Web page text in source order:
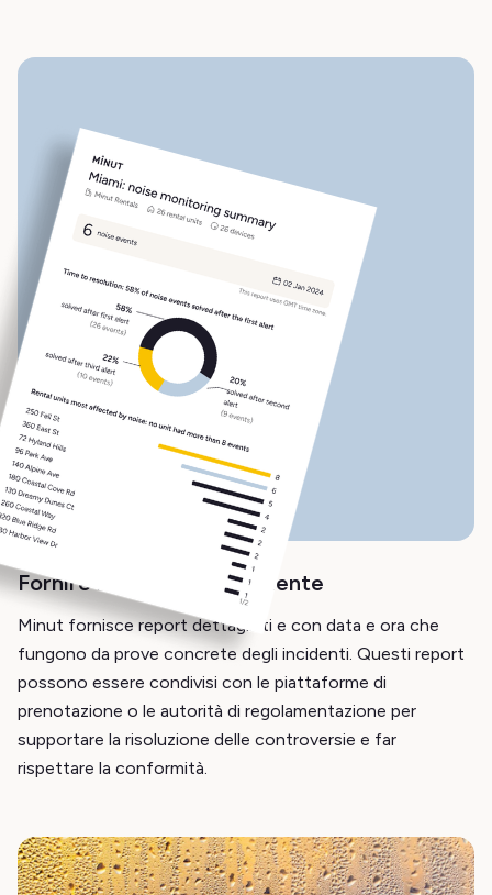
Fornire la prova dell'incidente
Minut fornisce report dettagliati e con data e ora che
fungono da prove concrete degli incidenti. Questi report
possono essere condivisi con le piattaforme di
prenotazione o le autorità di regolamentazione per
supportare la risoluzione delle controversie e far
rispettare la conformità.